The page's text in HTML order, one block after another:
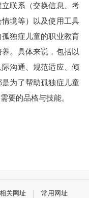
联系（交换信息、考
境等）以及使用工具
孤独症儿童的职业教育
。具体来说，包括以
沟通、规范适应、倾
为了帮助孤独症儿童
要的品格与技能。
关网址 常用网址